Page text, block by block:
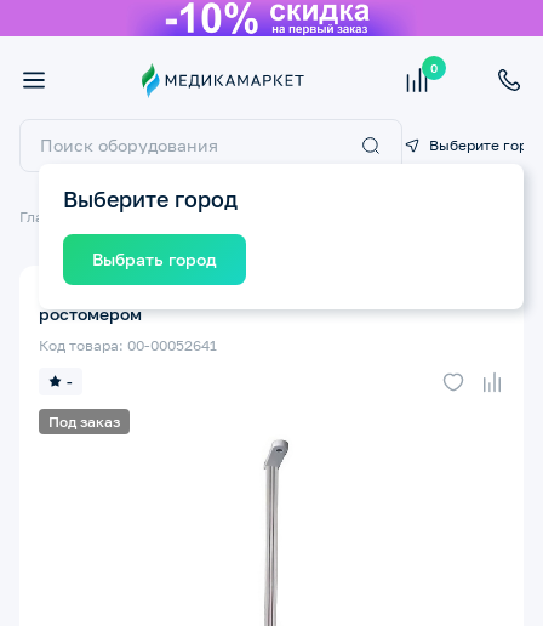
0
Выберите город
Выберите город
Выбрать город
Главная Медицинские приборы
Под заказ
-
Код товара: 00-00052641
ростомером